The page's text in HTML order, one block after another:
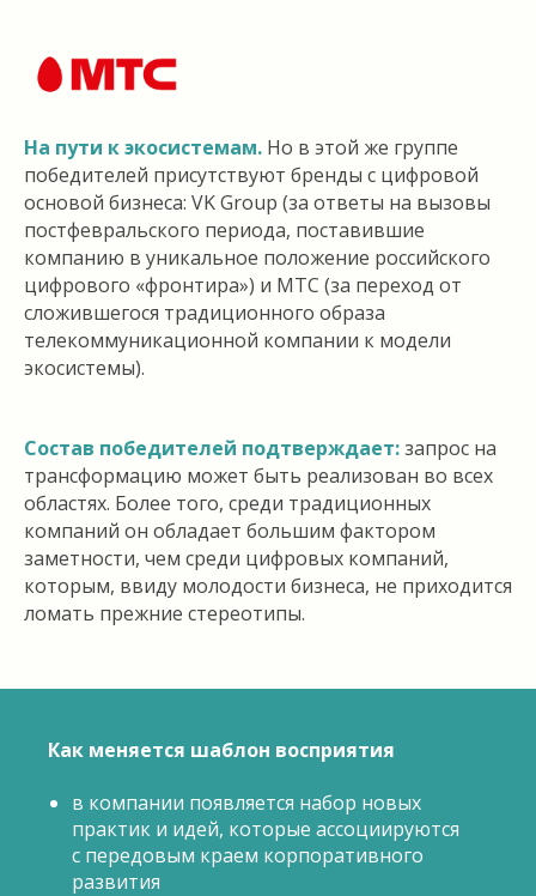
На пути к экосистемам. Но в этой же группе
победителей присутствуют бренды с цифровой
основой бизнеса: VK Group (за ответы на вызовы
постфевральского периода, поставившие
компанию в уникальное положение российского
цифрового «фронтира») и МТС (за переход от
сложившегося традиционного образа
телекоммуникационной компании к модели
экосистемы).
Состав победителей подтверждает:запрос на
трансформацию может быть реализован во всех
областях. Более того, среди традиционных
компаний он обладает большим фактором
заметности, чем среди цифровых компаний,
которым, ввиду молодости бизнеса, не приходится
ломать прежние стереотипы.
Как меняется шаблон восприятия
в компании появляется набор новых
практик и идей, которые ассоциируются
с передовым краем корпоративного
развития